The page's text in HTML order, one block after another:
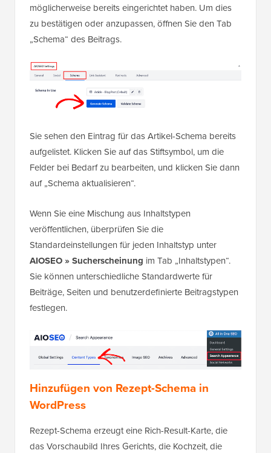
möglicherweise bereits eingerichtet haben. Um dies
zu bestätigen oder anzupassen, öffnen Sie den Tab
„Schema“ des Beitrags.
Sie sehen den Eintrag für das Artikel-Schema bereits
aufgelistet. Klicken Sie auf das Stiftsymbol, um die
Felder bei Bedarf zu bearbeiten, und klicken Sie dann
auf „Schema aktualisieren“.
Wenn Sie eine Mischung aus Inhaltstypen
veröffentlichen, überprüfen Sie die
Standardeinstellungen für jeden Inhaltstyp unter
AIOSEO » Sucherscheinung im Tab „Inhaltstypen“.
Sie können unterschiedliche Standardwerte für
Beiträge, Seiten und benutzerdefinierte Beitragstypen
festlegen.
Hinzufügen von Rezept-Schema in
WordPress
Rezept-Schema erzeugt eine Rich-Result-Karte, die
das Vorschaubild Ihres Gerichts, die Kochzeit, die